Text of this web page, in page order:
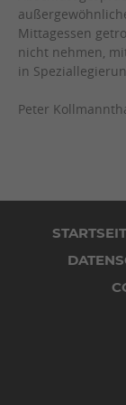
Mittagessen
nicht nehmen,
in
Peter
überspringen